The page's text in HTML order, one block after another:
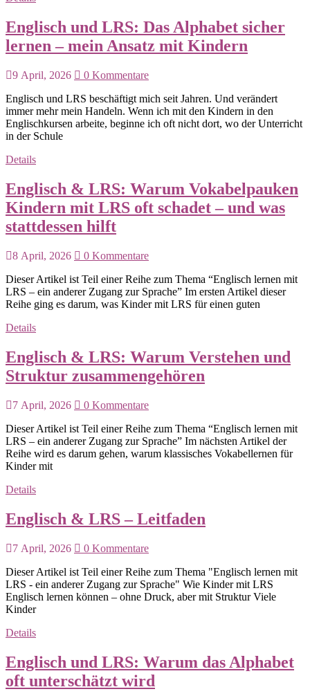
Englisch und LRS: Das Alphabet sicher
lernen – mein Ansatz mit Kindern
9 April, 2026
0 Kommentare
Englisch und LRS beschäftigt mich seit Jahren. Und verändert
immer mehr mein Handeln. Wenn ich mit den Kindern in den
Englischkursen arbeite, beginne ich oft nicht dort, wo der Unterricht
in der Schule
Details
Englisch & LRS: Warum Vokabelpauken
Kindern mit LRS oft schadet – und was
stattdessen hilft
8 April, 2026
0 Kommentare
Dieser Artikel ist Teil einer Reihe zum Thema “Englisch lernen mit
LRS – ein anderer Zugang zur Sprache” Im ersten Artikel dieser
Reihe ging es darum, was Kinder mit LRS für einen guten
Details
Englisch & LRS: Warum Verstehen und
Struktur zusammengehören
7 April, 2026
0 Kommentare
Dieser Artikel ist Teil einer Reihe zum Thema “Englisch lernen mit
LRS – ein anderer Zugang zur Sprache” Im nächsten Artikel der
Reihe wird es darum gehen, warum klassisches Vokabellernen für
Kinder mit
Details
Englisch & LRS – Leitfaden
7 April, 2026
0 Kommentare
Dieser Artikel ist Teil einer Reihe zum Thema "Englisch lernen mit
LRS - ein anderer Zugang zur Sprache" Wie Kinder mit LRS
Englisch lernen können – ohne Druck, aber mit Struktur Viele
Kinder
Details
Englisch und LRS: Warum das Alphabet
oft unterschätzt wird